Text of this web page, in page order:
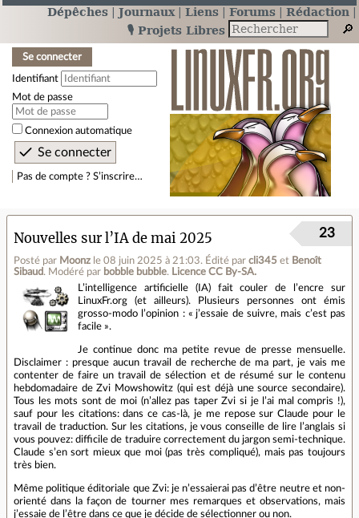
Dépêches Journaux Liens Forums
Rédaction
🎙️ Projets Libres
Se connecter
Identifiant
Mot de passe
Connexion automatique
Pas de compte ? S’inscrire…
Nouvelles sur l’IA de mai 2025
Posté par Moonz le 08 juin 2025 à 21:03. Édité par cli345 et Benoît
Sibaud. Modéré par bobble bubble. Licence CC By‑SA.
23
L’intelligence artificielle (IA) fait couler de l’encre sur
LinuxFr.org (et ailleurs). Plusieurs personnes ont émis
grosso-modo l’opinion : « j’essaie de suivre, mais c’est pas
facile ».
Je continue donc ma petite revue de presse mensuelle.
Disclaimer : presque aucun travail de recherche de ma part, je vais me
contenter de faire un travail de sélection et de résumé sur le contenu
hebdomadaire de Zvi Mowshowitz (qui est déjà une source secondaire).
Tous les mots sont de moi (n’allez pas taper Zvi si je l’ai mal compris !),
sauf pour les citations: dans ce cas-là, je me repose sur Claude pour le
travail de traduction. Sur les citations, je vous conseille de lire l’anglais si
vous pouvez: difficile de traduire correctement du jargon semi-technique.
Claude s’en sort mieux que moi (pas très compliqué), mais pas toujours
très bien.
Même politique éditoriale que Zvi: je n’essaierai pas d’être neutre et non-
orienté dans la façon de tourner mes remarques et observations, mais
j’essaie de l’être dans ce que je décide de sélectionner ou non.